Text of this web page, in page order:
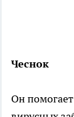
Чеснок
Он